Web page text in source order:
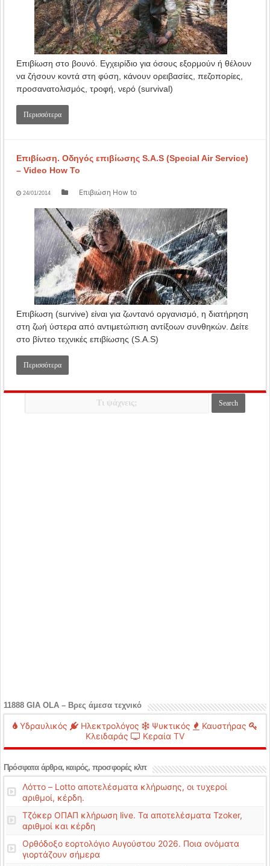
Επιβίωση στο βουνό. Εγχειρίδιο για όσους εξορμούν ή θέλουν
να ζήσουν κοντά στη φύση, κάνουν ορειβασίες, πεζοπορίες,
προσανατολισμός, τροφή, νερό (survival)
Περισσότερα
Επιβίωση. Οδηγός επιβίωσης S.A.S (Special Air Service)
– Video How To
24/01/2014 Επιβιώση How to
Επιβίωση (survive) είναι για ζωντανό οργανισμό, η διατήρηση
στη ζωή ύστερα από αντιμετώπιση αντίξοων συνθηκών. Δείτε
στο βίντεο τεχνικές επιβίωσης (S.A.S)
Περισσότερα
11888 GIA OLA – Βρες άμεσα τεχνικό
Υδραυλικός Ηλεκτρολόγος Ψυκτικός
Καυστήρας
Κλειδαράς
Κεραία TV
Πρόσφατα άρθρα, καιρός, προσφορές κλπ
Λόττο – Lotto αποτελέσματα κλήρωσης, οι τυχεροί
αριθμοί, κέρδη.
Τζόκερ ΟΠΑΠ κλήρωση live. Τα αποτελέσματα Tzoker,
αριθμοί και κέρδη
Ορθόδοξο εορτολόγιο Αυγούστου 2026. Ποια ονόματα
γιορτάζουν σήμερα